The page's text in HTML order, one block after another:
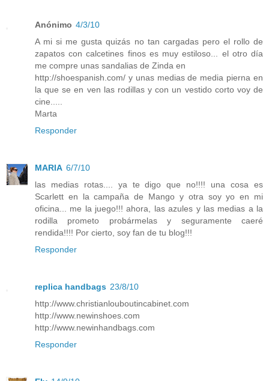
Anónimo 4/3/10
A mi si me gusta quizás no tan cargadas pero el rollo de
zapatos con calcetines finos es muy estiloso... el otro día
me compre unas sandalias de Zinda en
http://shoespanish.com/ y unas medias de media pierna en
la que se en ven las rodillas y con un vestido corto voy de
cine.....
Marta
Responder
MARIA 6/7/10
las medias rotas.... ya te digo que no!!!! una cosa es
Scarlett en la campaña de Mango y otra soy yo en mi
oficina... me la juego!!! ahora, las azules y las medias a la
rodilla prometo probármelas y seguramente caeré
rendida!!!! Por cierto, soy fan de tu blog!!!
Responder
replica handbags 23/8/10
http://www.christianlouboutincabinet.com
http://www.newinshoes.com
http://www.newinhandbags.com
Responder